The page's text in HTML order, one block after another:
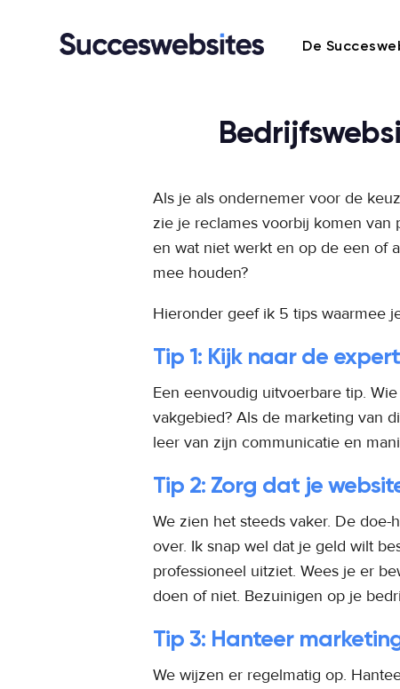
De
Als je als ondernemer voor de
zie je reclames voorbij komen
en wat niet werkt en op de een of
mee houden?
Hieronder geef ik 5 tips waarmee
Tip 1: Kijk naar de
Een eenvoudig uitvoerbare tip.
vakgebied? Als de marketing van
leer van zijn communicatie en
Tip 2: Zorg dat je
We zien het steeds vaker. De
over. Ik snap wel dat je geld wilt
professioneel uitziet. Wees je er
doen of niet. Bezuinigen op je
Tip 3: Hanteer
We wijzen er regelmatig op.